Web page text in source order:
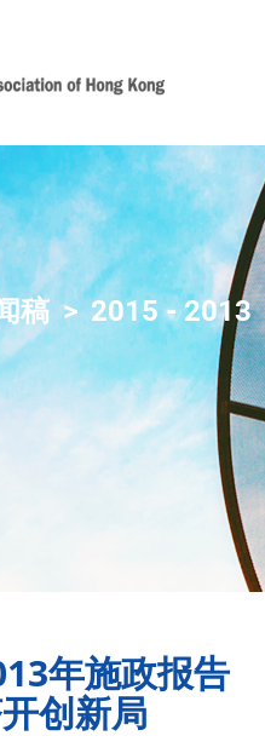
稿 2015 - 2013
年施政报告
创新局